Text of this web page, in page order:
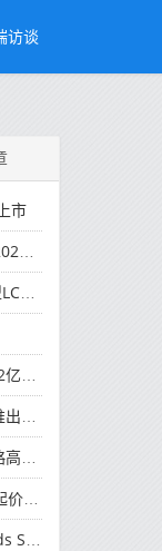
访谈
市
年
幕
高
产品
元
机